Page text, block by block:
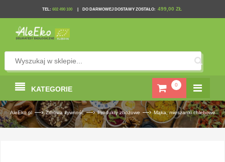
TEL: 602 490 100 DO DARMOWEJ DOSTAWY ZOSTAŁO: 499,00 ZŁ
0
KATEGORIE
AleEko.pl —› Zdrowa żywność —› Produkty zbożowe —› Mąka, mieszanki chlebowe